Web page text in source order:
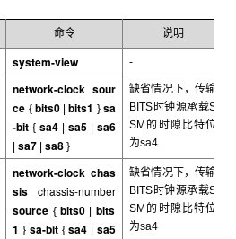
命令 说明
system-view -
network-clock sour
ce { bits0 bits1 } sa
-bit{sa4 |sa5 sa6
|sa7 |sa8}
缺省情况下，传输
BITS时钟源承载S
SM的时隙比特位
为sa4
network-clock chas
sis chassis-number
source {bits0
bits
1} sa-bit {sa4 sa5
缺省情况下，传输
BITS时钟源承载S
SM的时隙比特位
为sa4